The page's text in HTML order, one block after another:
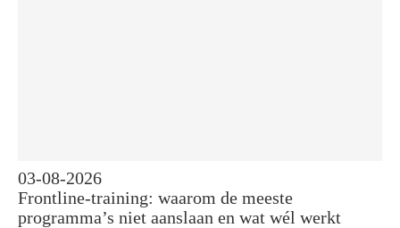
03-08-2026
Frontline-training: waarom de meeste
programma’s niet aanslaan en wat wél werkt